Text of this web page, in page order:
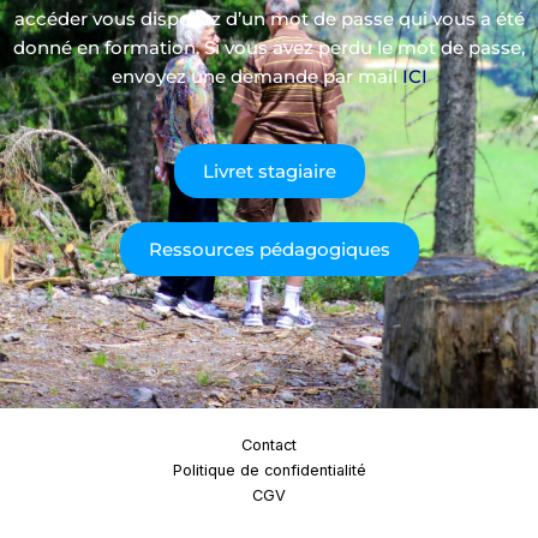
accéder vous disposez d’un mot de passe qui vous a été
donné en formation. Si vous avez perdu le mot de passe,
envoyez une demande par mailICI
Livret stagiaire
Ressources pédagogiques
Contact
Politique de confidentialité
CGV